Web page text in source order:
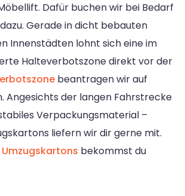
Dafür buchen wir bei Bedarf
dazu. Gerade in dicht bebauten
Innenstädten lohnt sich eine im
Halteverbotszone direkt vor der
beantragen wir auf
Angesichts der langen Fahrstrecke
Verpackungsmaterial –
liefern wir dir gerne mit.
Umzugskartons bekommst du